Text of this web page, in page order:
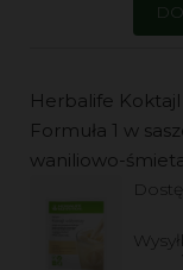
Herbalife Koktajl
Formuła 1 w
waniliowo-